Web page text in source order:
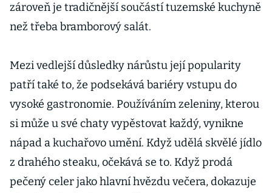
zároveň je tradičnější součástí tuzemské kuchyně
než třeba bramborový salát.
Mezi vedlejší důsledky nárůstu její popularity
patří také to, že podsekává bariéry vstupu do
vysoké gastronomie. Používáním zeleniny, kterou
si může u své chaty vypěstovat kaž­dý, vynikne
nápad a kuchařovo umění. Když udělá skvělé jídlo
z drahého steaku, očekává se to. Když prodá
pečený celer jako hlavní hvězdu večera, dokazuje